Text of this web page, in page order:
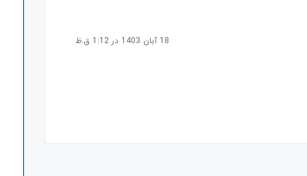
18 آبان 1403 در 1:12 ق.ظ